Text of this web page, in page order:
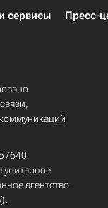
сервисы Пресс-
унитарное
агентство